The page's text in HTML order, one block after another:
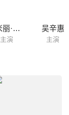
艾米丽·科索洛基
主演
吴辛惠
主演